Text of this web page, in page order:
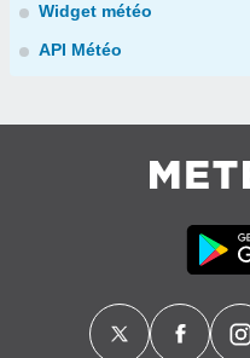
Widget météo
API Météo